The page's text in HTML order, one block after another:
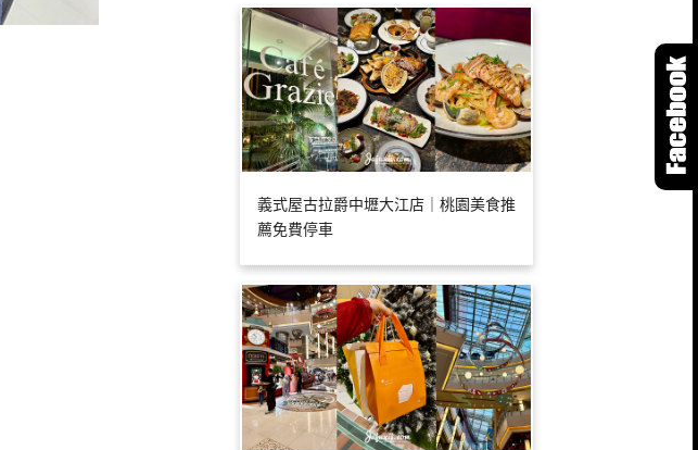
義式屋古拉爵中壢大江店｜桃園美食推
薦免費停車